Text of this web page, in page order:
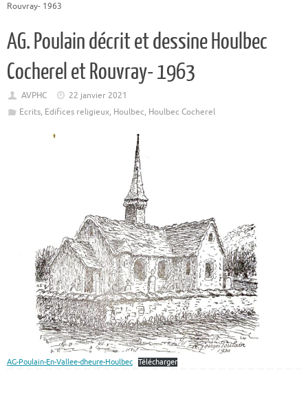
Rouvray- 1963
AG. Poulain décrit et dessine Houlbec
Cocherel et Rouvray- 1963
AVPHC
22 janvier 2021
Ecrits, Edifices religieux, Houlbec, Houlbec Cocherel
AG-Poulain-En-Vallee-dheure-Houlbec Télécharger